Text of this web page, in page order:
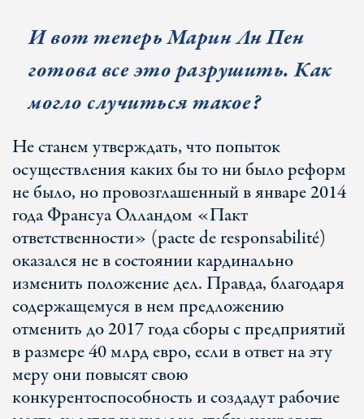
И вот теперь Марин Лн Пен
готова все это разрушить. Как
могло случиться такое?
Не станем утверждать, что попыток
осуществления каких бы то ни было реформ
не было, но провозглашенный в январе 2014
года Франсуа Олландом «Пакт
ответственности» (pacte de responsabilité)
оказался не в состоянии кардинально
изменить положение дел. Правда, благодаря
содержащемуся в нем предложению
отменить до 2017 года сборы с предприятий
в размере 40 млрд евро, если в ответ на эту
меру они повысят свою
конкурентоспособность и создадут рабочие